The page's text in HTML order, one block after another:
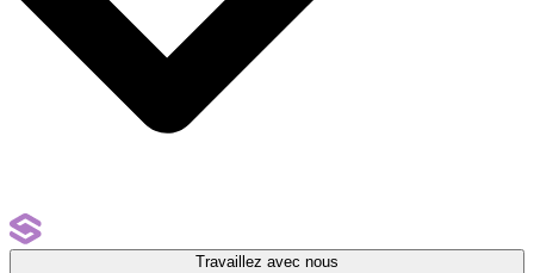
Travaillez avec nous